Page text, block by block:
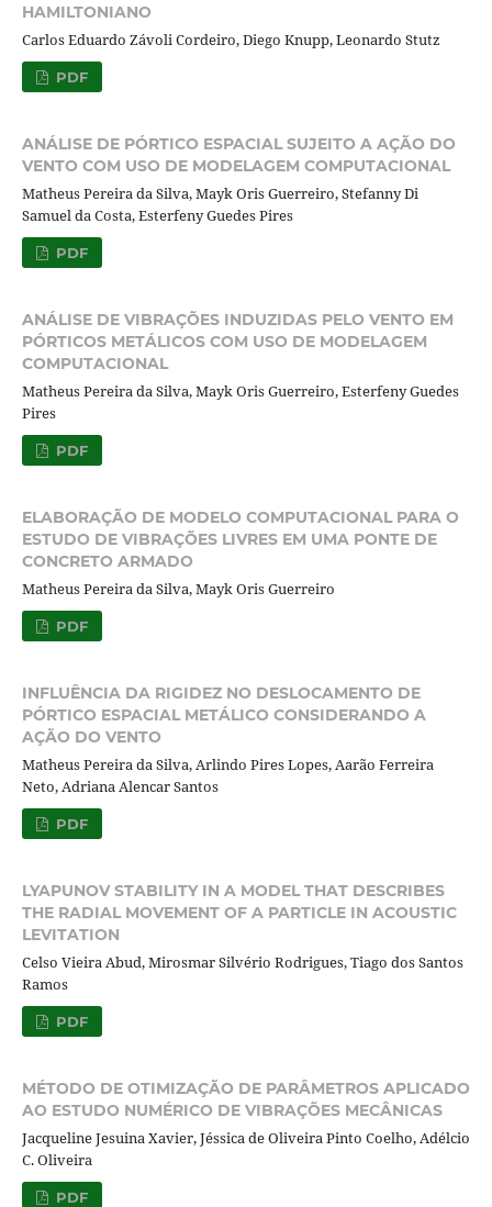
HAMILTONIANO
Carlos Eduardo Závoli Cordeiro, Diego Knupp, Leonardo Stutz
PDF
ANÁLISE DE PÓRTICO ESPACIAL SUJEITO A AÇÃO DO
VENTO COM USO DE MODELAGEM COMPUTACIONAL
Matheus Pereira da Silva, Mayk Oris Guerreiro, Stefanny Di
Samuel da Costa, Esterfeny Guedes Pires
PDF
ANÁLISE DE VIBRAÇÕES INDUZIDAS PELO VENTO EM
PÓRTICOS METÁLICOS COM USO DE MODELAGEM
COMPUTACIONAL
Matheus Pereira da Silva, Mayk Oris Guerreiro, Esterfeny Guedes
Pires
PDF
ELABORAÇÃO DE MODELO COMPUTACIONAL PARA O
ESTUDO DE VIBRAÇÕES LIVRES EM UMA PONTE DE
CONCRETO ARMADO
Matheus Pereira da Silva, Mayk Oris Guerreiro
PDF
INFLUÊNCIA DA RIGIDEZ NO DESLOCAMENTO DE
PÓRTICO ESPACIAL METÁLICO CONSIDERANDO A
AÇÃO DO VENTO
Matheus Pereira da Silva, Arlindo Pires Lopes, Aarão Ferreira
Neto, Adriana Alencar Santos
PDF
LYAPUNOV STABILITY IN A MODEL THAT DESCRIBES
THE RADIAL MOVEMENT OF A PARTICLE IN ACOUSTIC
LEVITATION
Celso Vieira Abud, Mirosmar Silvério Rodrigues, Tiago dos Santos
Ramos
PDF
MÉTODO DE OTIMIZAÇÃO DE PARÂMETROS APLICADO
AO ESTUDO NUMÉRICO DE VIBRAÇÕES MECÂNICAS
Jacqueline Jesuina Xavier, Jéssica de Oliveira Pinto Coelho, Adélcio
C. Oliveira
PDF